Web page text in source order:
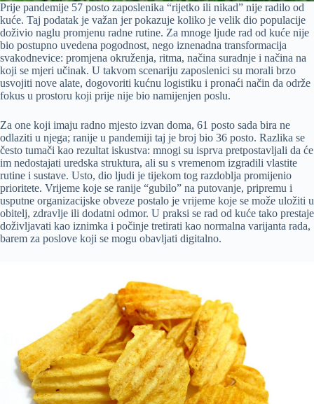
Prije pandemije 57 posto zaposlenika “rijetko ili nikad” nije radilo od
kuće. Taj podatak je važan jer pokazuje koliko je velik dio populacije
doživio naglu promjenu radne rutine. Za mnoge ljude rad od kuće nije
bio postupno uvedena pogodnost, nego iznenadna transformacija
svakodnevice: promjena okruženja, ritma, načina suradnje i načina na
koji se mjeri učinak. U takvom scenariju zaposlenici su morali brzo
usvojiti nove alate, dogovoriti kućnu logistiku i pronaći način da održe
fokus u prostoru koji prije nije bio namijenjen poslu.
Za one koji imaju radno mjesto izvan doma, 61 posto sada bira ne
odlaziti u njega; ranije u pandemiji taj je broj bio 36 posto. Razlika se
često tumači kao rezultat iskustva: mnogi su isprva pretpostavljali da će
im nedostajati uredska struktura, ali su s vremenom izgradili vlastite
rutine i sustave. Usto, dio ljudi je tijekom tog razdoblja promijenio
prioritete. Vrijeme koje se ranije “gubilo” na putovanje, pripremu i
usputne organizacijske obveze postalo je vrijeme koje se može uložiti u
obitelj, zdravlje ili dodatni odmor. U praksi se rad od kuće tako prestaje
doživljavati kao iznimka i počinje tretirati kao normalna varijanta rada,
barem za poslove koji se mogu obavljati digitalno.